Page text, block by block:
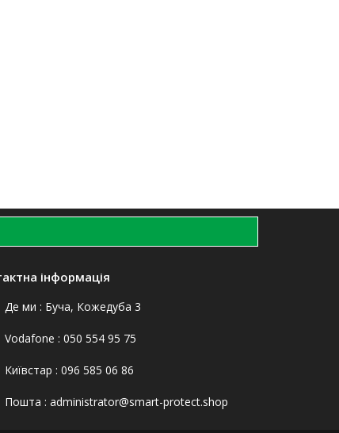
інформація
Де ми : Буча, Кожедуба 3
Vodafone : 050 554 95 75
Київстар : 096 585 06 86
Пошта : administrator@smart-protect.shop